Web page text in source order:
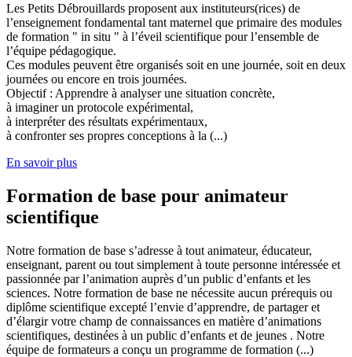
Les Petits Débrouillards proposent aux instituteurs(rices) de
l’enseignement fondamental tant maternel que primaire des modules
de formation " in situ " à l’éveil scientifique pour l’ensemble de
l’équipe pédagogique.
Ces modules peuvent être organisés soit en une journée, soit en deux
journées ou encore en trois journées.
Objectif : Apprendre à analyser une situation concrète,
à imaginer un protocole expérimental,
à interpréter des résultats expérimentaux,
à confronter ses propres conceptions à la (...)
En savoir plus
Formation de base pour animateur
scientifique
Notre formation de base s’adresse à tout animateur, éducateur,
enseignant, parent ou tout simplement à toute personne intéressée et
passionnée par l’animation auprès d’un public d’enfants et les
sciences. Notre formation de base ne nécessite aucun prérequis ou
diplôme scientifique excepté l’envie d’apprendre, de partager et
d’élargir votre champ de connaissances en matière d’animations
scientifiques, destinées à un public d’enfants et de jeunes . Notre
équipe de formateurs a conçu un programme de formation (...)